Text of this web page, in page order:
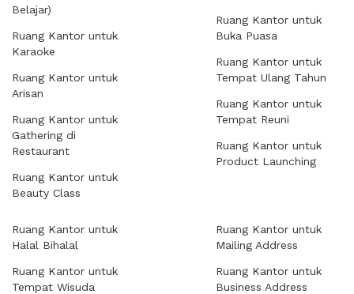
Belajar)
Ruang Kantor untuk
Karaoke
Ruang Kantor untuk
Arisan
Ruang Kantor untuk
Gathering di
Restaurant
Ruang Kantor untuk
Beauty Class
Ruang Kantor untuk
Buka Puasa
Ruang Kantor untuk
Tempat Ulang Tahun
Ruang Kantor untuk
Tempat Reuni
Ruang Kantor untuk
Product Launching
Ruang Kantor untuk
Halal Bihalal
Ruang Kantor untuk
Tempat Wisuda
Ruang Kantor untuk
Mailing Address
Ruang Kantor untuk
Business Address